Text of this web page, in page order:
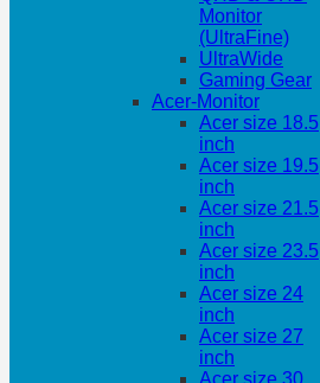
Monitor
(UltraFine)
UltraWide
Gaming Gear
Acer-Monitor
Acer size 18.5
inch
Acer size 19.5
inch
Acer size 21.5
inch
Acer size 23.5
inch
Acer size 24
inch
Acer size 27
inch
Acer size 30